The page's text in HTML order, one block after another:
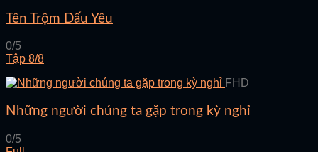
Tên Trộm Dấu Yêu
0/5
Tập 8/8
FHD
Những người chúng ta gặp trong kỳ nghỉ
0/5